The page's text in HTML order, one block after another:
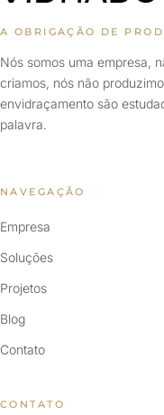
A OBRIGAÇÃO DE
Nós somos uma empresa,
criamos, nós não
envidraçamento são
palavra.
NAVEGAÇÃO
Empresa
Soluções
Projetos
Blog
Contato
CONTATO